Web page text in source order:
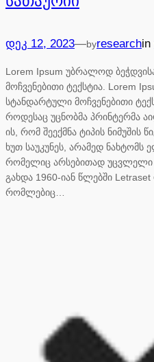
დეკ 12, 2023—byresearchin
Lorem Ipsum უბრალოდ
მოჩვენებითი ტექსტია. Lorem
სტანდარტული მოჩვენებითი
როდესაც უცნობმა პრინტერმა
ის, რომ შეექმნა ტიპის
ხუთ საუკუნეს, არამედ
რომელიც არსებითად
გახდა 1960-იან წლებში
რომლებიც…